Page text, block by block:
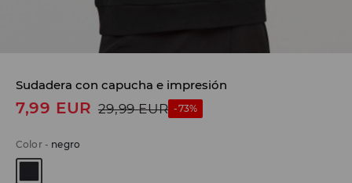
Sudadera con capucha e impresión
7,99 EUR 29,99 EUR -73%
Color- negro